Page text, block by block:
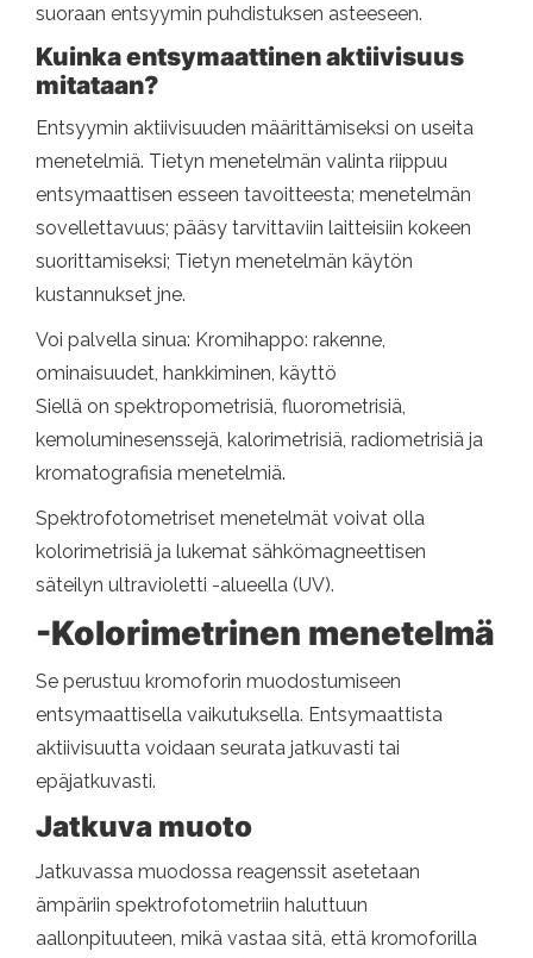
suoraan entsyymin puhdistuksen asteeseen.
Kuinka entsymaattinen aktiivisuus
mitataan?
Entsyymin aktiivisuuden määrittämiseksi on useita
menetelmiä. Tietyn menetelmän valinta riippuu
entsymaattisen esseen tavoitteesta; menetelmän
sovellettavuus; pääsy tarvittaviin laitteisiin kokeen
suorittamiseksi; Tietyn menetelmän käytön
kustannukset jne.
Voi palvella sinua: Kromihappo: rakenne,
ominaisuudet, hankkiminen, käyttö
Siellä on spektropometrisiä, fluorometrisiä,
kemoluminesenssejä, kalorimetrisiä, radiometrisiä ja
kromatografisia menetelmiä.
Spektrofotometriset menetelmät voivat olla
kolorimetrisiä ja lukemat sähkömagneettisen
säteilyn ultravioletti -alueella (UV).
-Kolorimetrinen menetelmä
Se perustuu kromoforin muodostumiseen
entsymaattisella vaikutuksella. Entsymaattista
aktiivisuutta voidaan seurata jatkuvasti tai
epäjatkuvasti.
Jatkuva muoto
Jatkuvassa muodossa reagenssit asetetaan
ämpäriin spektrofotometriin haluttuun
aallonpituuteen, mikä vastaa sitä, että kromoforilla